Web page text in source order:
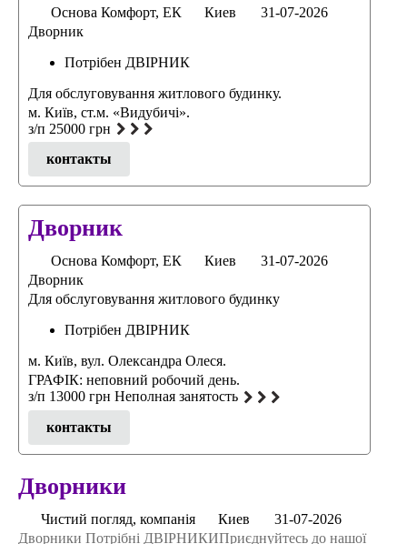
Основа Комфорт, ЕК Киев
31-07-2026
Дворник
Потрібен ДВІРНИК
Для обслуговування житлового будинку.
м. Київ, ст.м. «Видубичі».
з/п 25000 грн
контакты
Дворник
Основа Комфорт, ЕК Киев
31-07-2026
Дворник
Для обслуговування житлового будинку
Потрібен ДВІРНИК
м. Київ, вул. Олександра Олеся.
ГРАФІК: неповний робочий день.
з/п 13000 грн Неполная занятость
контакты
Дворники
Чистий погляд, компанія Киев
31-07-2026
Дворники Потрібні ДВІРНИКИПриєднуйтесь до нашої